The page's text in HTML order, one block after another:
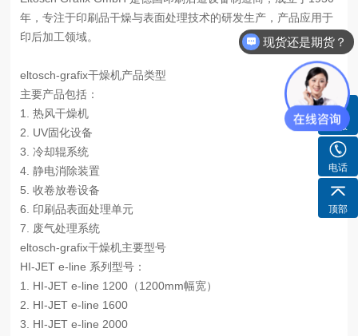
年，专注于印刷品干燥与表面处理技术的研发生产，产品应用于
印后加工领域。
eltosch-grafix干燥机产品类型
主要产品包括：
1. 热风干燥机
2. UV固化设备
3. 冷却辊系统
4. 静电消除装置
5. 收卷放卷设备
6. 印刷品表面处理单元
7. 废气处理系统
eltosch-grafix干燥机主要型号
HI-JET e-line 系列型号：
1. HI-JET e-line 1200（1200mm幅宽）
2. HI-JET e-line 1600
3. HI-JET e-line 2000
客服
电话
顶部
现货还是期货？